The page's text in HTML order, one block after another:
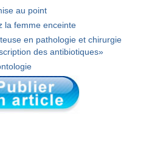
au point
la femme enceinte
en pathologie et chirurgie
des antibiotiques»